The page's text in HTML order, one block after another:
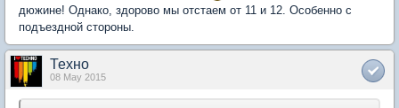
дюжине! Однако, здорово мы отстаем от 11 и 12. Особенно с
подъездной стороны.
Техно
08 May 2015